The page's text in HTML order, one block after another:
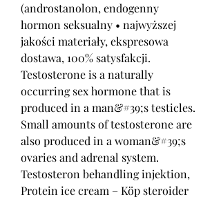
(androstanolon, endogenny
hormon seksualny • najwyższej
jakości materiały, ekspresowa
dostawa, 100% satysfakcji.
Testosterone is a naturally
occurring sex hormone that is
produced in a man&#39;s testicles.
Small amounts of testosterone are
also produced in a woman&#39;s
ovaries and adrenal system.
Testosteron behandling injektion,
Protein ice cream – Köp steroider